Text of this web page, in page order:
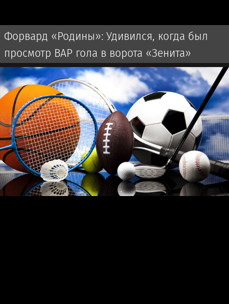
Форвард «Родины»: Удивился, когда был
просмотр ВАР гола в ворота «Зенита»